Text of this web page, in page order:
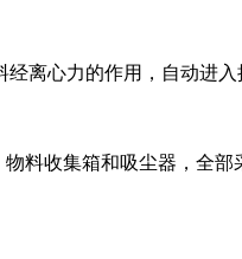
经离心力的作用，自动进
料收集箱和吸尘器，全部